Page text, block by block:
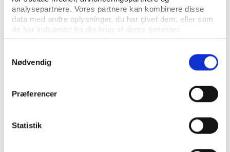
analysepartnere. Vores partnere kan kombinere disse
data med andre oplysninger, du har givet dem, eller som
de har indsamlet fra din brug af deres tjenester.
Nødvendig
Præferencer
Statistik
Vester Allé 8B, 3.
8000 Aarhus C, Denmark
info@playthegame.org